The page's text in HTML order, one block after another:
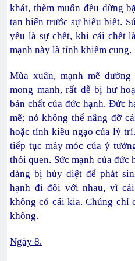
khát, thèm muốn đều dừng
tan biến trước sự hiểu biết.
yêu là sự chết, khi cái chết
mạnh này là tính khiêm cung.
Mùa xuân, mạnh mẽ
mong manh, rất dễ bị hư
bản chất của đức hạnh. Đức
mẽ; nó không thể nâng đỡ
hoặc tính kiêu ngạo của lý
tiếp tục máy móc của ý
thói quen. Sức mạnh của đức
dàng bị hủy diệt để phát
hạnh đi đôi với nhau, vì
không có cái kia. Chúng chỉ
không.
Ngày 8.